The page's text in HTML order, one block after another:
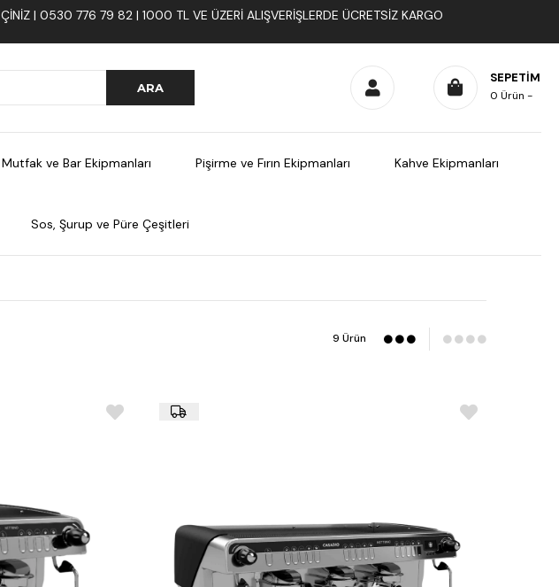
| 0530 776 79 82 | 1000 TL VE ÜZERI ALIŞVERIŞLERDE ÜCRETSIZ KARGO
SEPETIM
0 Ürün
Mutfak ve Bar Ekipmanları Pişirme ve Fırın Ekipmanları Kahve Ekipmanları
Sos, Şurup ve Püre Çeşitleri
9 Ürün